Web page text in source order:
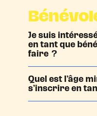
Je suis
en tant que
faire ?
Quel est l’âge
s’inscrire en